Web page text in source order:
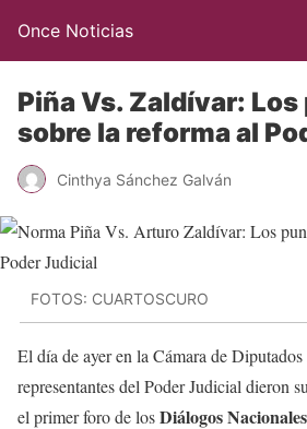
Once Noticias
Piña Vs. Zaldívar:
sobre la reforma al
Cinthya Sánchez Galván
FOTOS: CUARTOSCURO
El día de ayer en la Cámara de
representantes del Poder Judicial dieron
el primer foro de losDiálogos